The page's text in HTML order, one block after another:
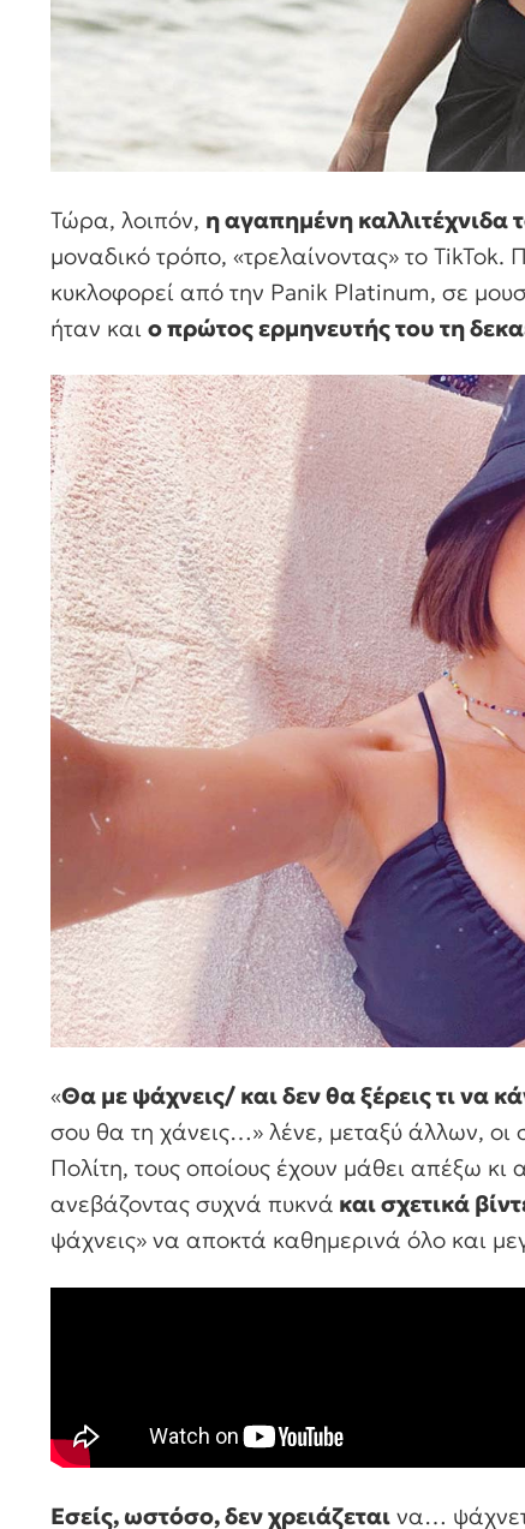
Τώρα, λοιπόν, η αγαπημένη καλλιτέχνιδα
μοναδικό τρόπο, «τρελαίνοντας» το TikTok.
κυκλοφορεί από την Panik Platinum, σε
ήταν και ο πρώτος ερμηνευτής του τη
«Θα με ψάχνεις/ και δεν θα ξέρεις τι να
σου θα τη χάνεις…» λένε, μεταξύ άλλων, οι
Πολίτη, τους οποίους έχουν μάθει απέξω
ανεβάζοντας συχνά πυκνά και σχετικά
ψάχνεις» να αποκτά καθημερινά όλο και
Εσείς, ωστόσο, δεν χρειάζεται να…